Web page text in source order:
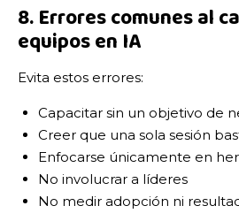
8. Errores comunes al
equipos en IA
Evita estos errores:
Capacitar sin un objetivo de
Creer que una sola sesión
Enfocarse únicamente en
No involucrar a líderes
No medir adopción ni